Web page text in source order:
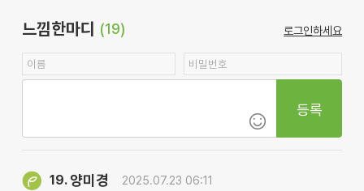
느낌한마디 (19) 로그인하세요
등록
19.양미경 2025.07.23 06:11